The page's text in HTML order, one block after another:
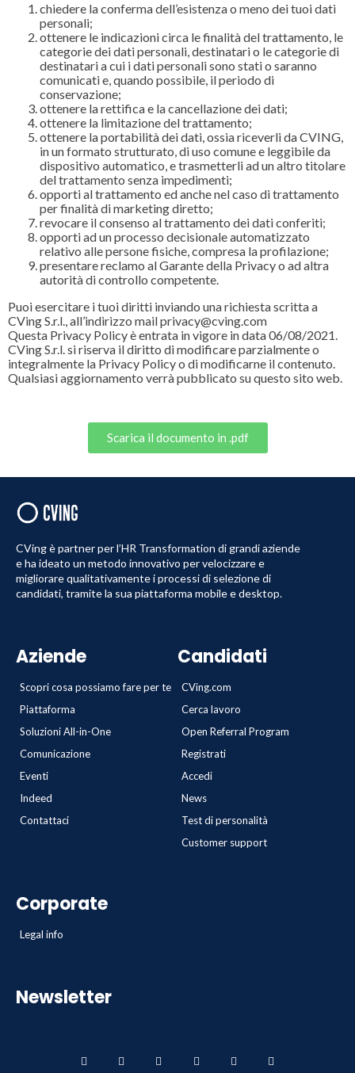
chiedere la conferma dell’esistenza o meno dei tuoi dati
personali;
ottenere le indicazioni circa le finalità del trattamento, le
categorie dei dati personali, destinatari o le categorie di
destinatari a cui i dati personali sono stati o saranno
comunicati e, quando possibile, il periodo di
conservazione;
ottenere la rettifica e la cancellazione dei dati;
ottenere la limitazione del trattamento;
ottenere la portabilità dei dati, ossia riceverli da CVING,
in un formato strutturato, di uso comune e leggibile da
dispositivo automatico, e trasmetterli ad un altro titolare
del trattamento senza impedimenti;
opporti al trattamento ed anche nel caso di trattamento
per finalità di marketing diretto;
revocare il consenso al trattamento dei dati conferiti;
opporti ad un processo decisionale automatizzato
relativo alle persone fisiche, compresa la profilazione;
presentare reclamo al Garante della Privacy o ad altra
autorità di controllo competente.
Puoi esercitare i tuoi diritti inviando una richiesta scritta a
CVing S.r.l., all’indirizzo mail privacy@cving.com
Questa Privacy Policy è entrata in vigore in data 06/08/2021.
CVing S.r.l. si riserva il diritto di modificare parzialmente o
integralmente la Privacy Policy o di modificarne il contenuto.
Qualsiasi aggiornamento verrà pubblicato su questo sito web.
Scarica il documento in .pdf
CVing è partner per l’HR Transformation di grandi aziende
e ha ideato un metodo innovativo per velocizzare e
migliorare qualitativamente i processi di selezione di
candidati, tramite la sua piattaforma mobile e desktop.
Aziende
Scopri cosa possiamo fare per te
Piattaforma
Soluzioni All-in-One
Comunicazione
Eventi
Indeed
Contattaci
Candidati
CVing.com
Cerca lavoro
Open Referral Program
Registrati
Accedi
News
Test di personalità
Customer support
Corporate
Legal info
Newsletter